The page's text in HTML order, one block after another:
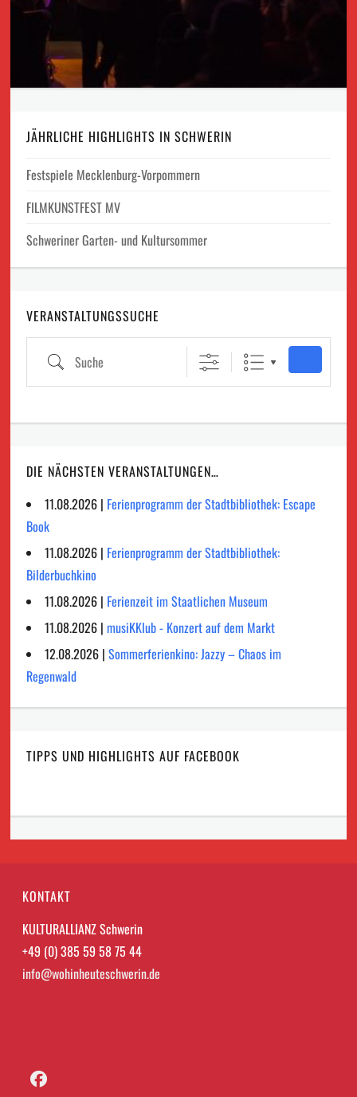
JÄHRLICHE HIGHLIGHTS IN SCHWERIN
Festspiele Mecklenburg-Vorpommern
FILMKUNSTFEST MV
Schweriner Garten- und Kultursommer
VERANSTALTUNGSSUCHE
Suche
DIE NÄCHSTEN VERANSTALTUNGEN…
11.08.2026 | Ferienprogramm der Stadtbibliothek: Escape
Book
11.08.2026 | Ferienprogramm der Stadtbibliothek:
Bilderbuchkino
11.08.2026 | Ferienzeit im Staatlichen Museum
11.08.2026 |musiKKlub - Konzert auf dem Markt
12.08.2026 |Sommerferienkino: Jazzy – Chaos im
Regenwald
TIPPS UND HIGHLIGHTS AUF FACEBOOK
KONTAKT
KULTURALLIANZ Schwerin
+49 (0) 385 59 58 75 44
info@wohinheuteschwerin.de